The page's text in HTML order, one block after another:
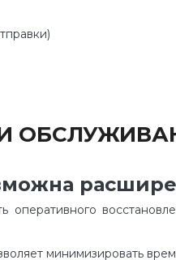
минимизировать